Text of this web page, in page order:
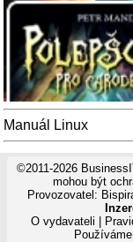
Manuál Linux
©2011-2026
mohou být
Provozovatel:
O vydavateli
Používáme